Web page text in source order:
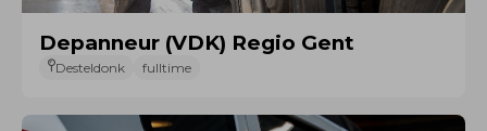
Depanneur (VDK) Regio Gent
Desteldonk fulltime